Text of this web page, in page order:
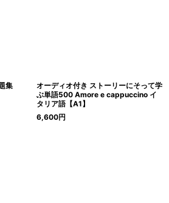
集
オーディオ付き ストーリーにそって学
ぶ単語500 Amore e cappuccino イ
タリア語【A1】
6,600円